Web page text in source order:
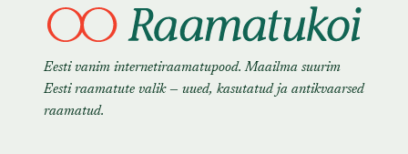
Eesti vanim internetiraamatupood. Maailma suurim
Eesti raamatute valik — uued, kasutatud ja antikvaarsed
raamatud.